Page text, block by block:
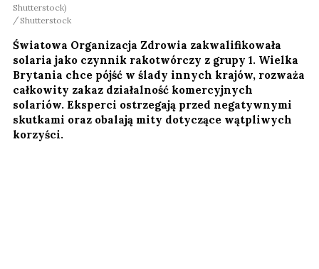
Shutterstock)
Shutterstock
Światowa Organizacja Zdrowia zakwalifikowała
solaria jako czynnik rakotwórczy z grupy 1. Wielka
Brytania chce pójść w ślady innych krajów, rozważa
całkowity zakaz działalność komercyjnych
solariów. Eksperci ostrzegają przed negatywnymi
skutkami oraz obalają mity dotyczące wątpliwych
korzyści.